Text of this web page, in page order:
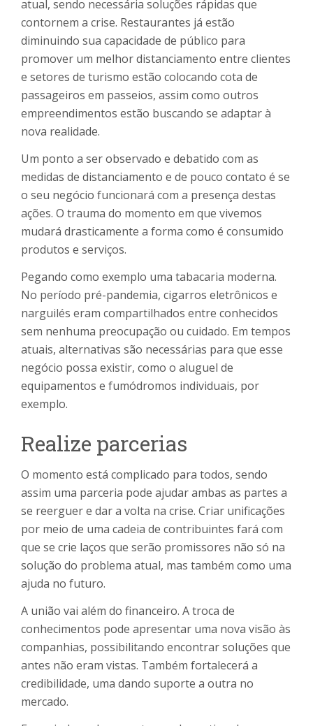
atual, sendo necessária soluções rápidas que
contornem a crise. Restaurantes já estão
diminuindo sua capacidade de público para
promover um melhor distanciamento entre clientes
e setores de turismo estão colocando cota de
passageiros em passeios, assim como outros
empreendimentos estão buscando se adaptar à
nova realidade.
Um ponto a ser observado e debatido com as
medidas de distanciamento e de pouco contato é se
o seu negócio funcionará com a presença destas
ações. O trauma do momento em que vivemos
mudará drasticamente a forma como é consumido
produtos e serviços.
Pegando como exemplo uma tabacaria moderna.
No período pré-pandemia, cigarros eletrônicos e
narguilés eram compartilhados entre conhecidos
sem nenhuma preocupação ou cuidado. Em tempos
atuais, alternativas são necessárias para que esse
negócio possa existir, como o aluguel de
equipamentos e fumódromos individuais, por
exemplo.
Realize parcerias
O momento está complicado para todos, sendo
assim uma parceria pode ajudar ambas as partes a
se reerguer e dar a volta na crise. Criar unificações
por meio de uma cadeia de contribuintes fará com
que se crie laços que serão promissores não só na
solução do problema atual, mas também como uma
ajuda no futuro.
A união vai além do financeiro. A troca de
conhecimentos pode apresentar uma nova visão às
companhias, possibilitando encontrar soluções que
antes não eram vistas. Também fortalecerá a
credibilidade, uma dando suporte a outra no
mercado.